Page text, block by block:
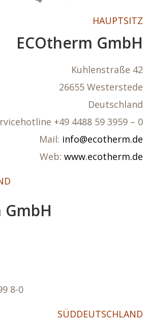
HAUPTSITZ
ECOtherm GmbH
Kuhlenstraße 42
26655 Westerstede
Deutschland
+49 4488 59 3959 – 0
Mail: info@ecotherm.de
Web: www.ecotherm.de
GmbH
8-0
SÜDDEUTSCHLAND